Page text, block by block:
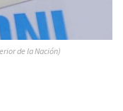
de la Nación)